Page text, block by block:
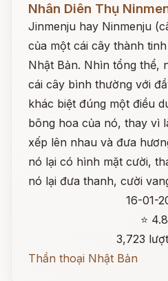
Nhân Diên Thụ
Jinmenju hay Ninmenju
của một cái cây thành
Nhật Bản. Nhìn tổng thể,
cái cây bình thường với
khác biệt đúng một điều
bông hoa của nó, thay vì
xếp lên nhau và đưa
nó lại có hình mặt cười,
nó lại đưa thanh, cười
16-01-
⭐ 4.8
3,723
Thần thoại Nhật Bản